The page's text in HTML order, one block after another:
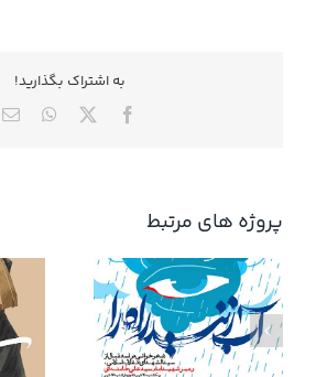
به اشتراك بگذاريد!
Facebook
X
پروژه های مرتبط
آب